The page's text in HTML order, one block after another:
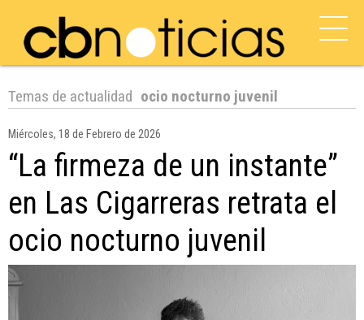
Temas de actualidad ocio nocturno juvenil
Miércoles, 18 de Febrero de 2026
“La firmeza de un instante”
en Las Cigarreras retrata el
ocio nocturno juvenil